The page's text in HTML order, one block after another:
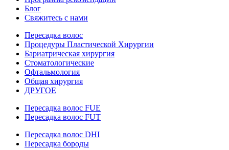
Блог
Свяжитесь с нами
Пересадка волос
Процедуры Пластической Хирургии
Бариатрическая хирургия
Стоматологические
Офтальмология
Общая хирургия
ДРУГОЕ
Пересадка волос FUE
Пересадка волос FUT
Пересадка волос DHI
Пересадка бороды